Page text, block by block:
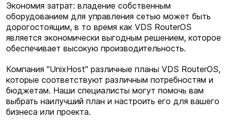
Экономия затрат: владение собственным
оборудованием для управления сетью может быть
дорогостоящим, в то время как VDS RouterOS
является экономически выгодным решением, которое
обеспечивает высокую производительность.
Компания "UnixHost" различные планы VDS RouterOS,
которые соответствуют различным потребностям и
бюджетам. Наши специалисты могут помочь вам
выбрать наилучший план и настроить его для вашего
бизнеса или проекта.